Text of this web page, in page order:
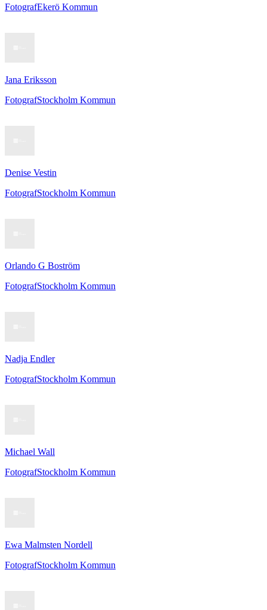
FotografEkerö Kommun
Jana Eriksson
FotografStockholm Kommun
Denise Vestin
FotografStockholm Kommun
Orlando G Boström
FotografStockholm Kommun
Nadja Endler
FotografStockholm Kommun
Michael Wall
FotografStockholm Kommun
Ewa Malmsten Nordell
FotografStockholm Kommun